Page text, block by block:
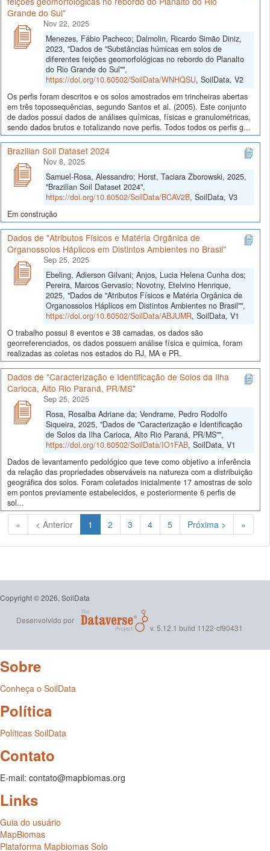
Grande do Sul"
Nov 22, 2025
Menezes, Fábio Pacheco; Dalmolin, Ricardo Simão Diniz,
2023, "Dados de "Substâncias húmicas em solos de
diferentes feições geomorfológicas no rebordo do Planalto
do Rio Grande do Sul"",
https://doi.org/10.60502/SoilData/WNHQSU, SoilData, V2
Os perfis foram descritos e os solos amostrados em trincheiras abertas
em três topossequências, segundo Santos et al. (2005). Este conjunto
de dados possui dados de análises químicas, físicas e granulométricas,
sendo dados brutos e totalizando nove perfis. Todos todos os perfis g...
Brazilian Soil Dataset 2024
Nov 8, 2025
Samuel-Rosa, Alessandro; Horst, Taciara Zborowski, 2025,
"Brazilian Soil Dataset 2024",
https://doi.org/10.60502/SoilData/BCAV2B, SoilData, V3
Em construção
Dados de "Atributos Físicos e Matéria Orgânica de
Organossolos Háplicos em Distintos Ambientes no Brasil"
Sep 25, 2025
Ebeling, Adierson Gilvani; Anjos, Lucia Helena Cunha dos;
Pereira, Marcos Gervasio; Novotny, Etelvino Henrique,
2025, "Dados de "Atributos Físicos e Matéria Orgânica de
Organossolos Háplicos em Distintos Ambientes no Brasil"",
https://doi.org/10.60502/SoilData/ABJUMR, SoilData, V1
O trabalho possui 8 eventos e 38 camadas, os dados são
georreferenciados, os dados possuem análise física e quimica, foram
realizadas as coletas nos estados do RJ, MA e PR.
Dados de "Caracterização e Identificação de Solos da Ilha
Carioca, Alto Rio Paraná, PR/MS"
Sep 25, 2025
Rosa, Rosalba Adriane da; Vendrame, Pedro Rodolfo
Siqueira, 2025, "Dados de "Caracterização e Identificação
de Solos da Ilha Carioca, Alto Rio Paraná, PR/MS"",
https://doi.org/10.60502/SoilData/IO1FAB, SoilData, V1
Dados de levantamento pedológico que teve como objetivo a inferência
da relação das propriedades observáveis na natureza com a distribuição
geográfica dos solos. Foram coletados inicialmente 17 amostras de solo
em pontos previamente estabelecidos, e posteriormente 6 perfis de
sol...
« < Anterior 1 (Atual)
2 3 4 5 Próxima > »
Copyright © 2026, SoilData
Desenvolvido por
v. 5.12.1 build 1122-cf90431
Sobre
Conheça o SoilData
Política
Políticas SoilData
Contato
E-mail: contato@mapbiomas.org
Links
Guia do usuário
MapBiomas
Plataforma Mapbiomas Solo